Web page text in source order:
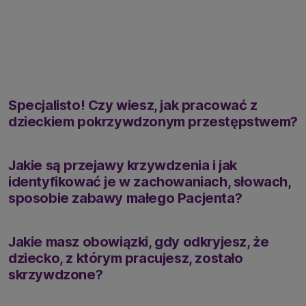
Specjalisto! Czy wiesz, jak pracować z
dzieckiem pokrzywdzonym przestępstwem?
Jakie są przejawy krzywdzenia i jak
identyfikować je w zachowaniach, słowach,
sposobie zabawy małego Pacjenta?
Jakie masz obowiązki, gdy odkryjesz, że
dziecko, z którym pracujesz, zostało
skrzywdzone?